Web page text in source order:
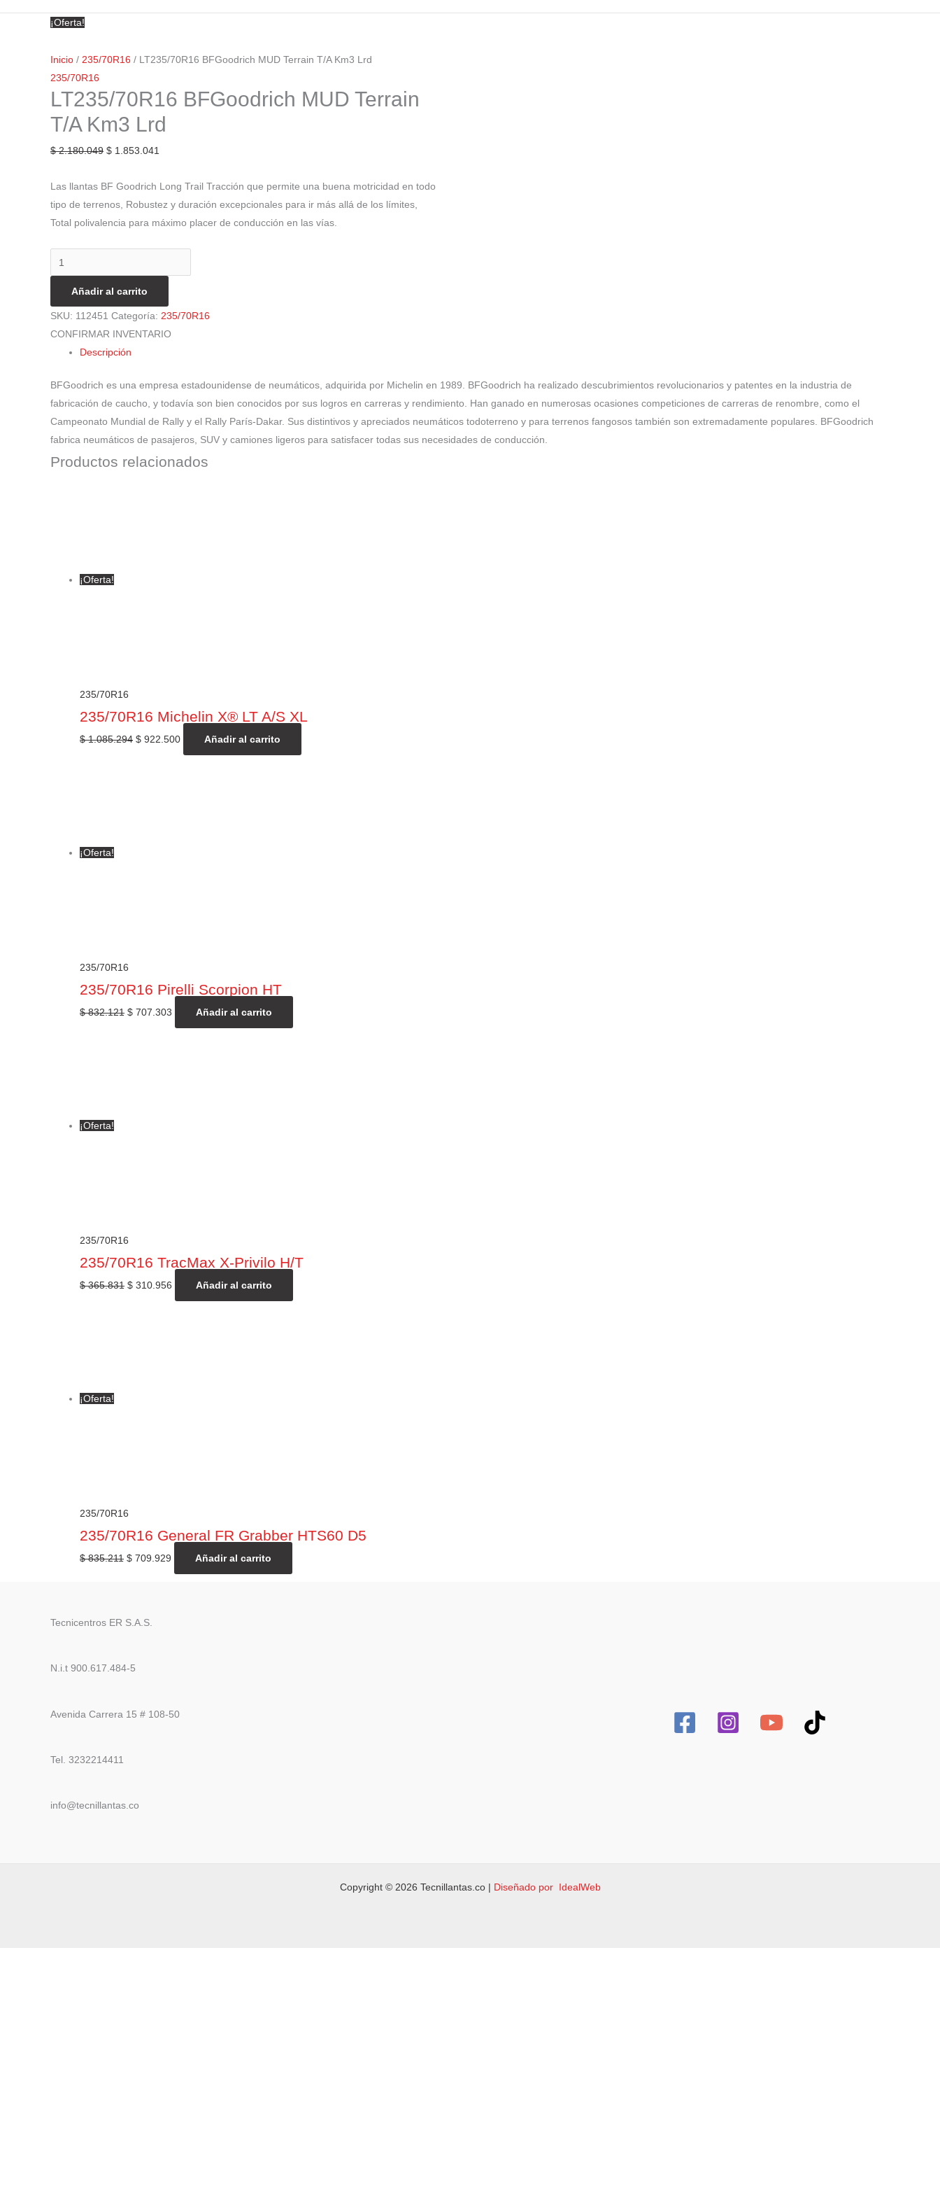
¡Oferta!
Inicio / 235/70R16 / LT235/70R16 BFGoodrich MUD Terrain T/A Km3 Lrd
235/70R16
LT235/70R16 BFGoodrich MUD Terrain
T/A Km3 Lrd
$2.180.049 $ 1.853.041
Las llantas BF Goodrich Long Trail Tracción que permite una buena motricidad en todo
tipo de terrenos, Robustez y duración excepcionales para ir más allá de los límites,
Total polivalencia para máximo placer de conducción en las vías.
Añadir al carrito
SKU: 112451 Categoría: 235/70R16
CONFIRMAR INVENTARIO
Descripción
BFGoodrich es una empresa estadounidense de neumáticos, adquirida por Michelin en 1989. BFGoodrich ha realizado descubrimientos revolucionarios y patentes en la industria de
fabricación de caucho, y todavía son bien conocidos por sus logros en carreras y rendimiento. Han ganado en numerosas ocasiones competiciones de carreras de renombre, como el
Campeonato Mundial de Rally y el Rally París-Dakar. Sus distintivos y apreciados neumáticos todoterreno y para terrenos fangosos también son extremadamente populares. BFGoodrich
fabrica neumáticos de pasajeros, SUV y camiones ligeros para satisfacer todas sus necesidades de conducción.
Productos relacionados
¡Oferta!
235/70R16
235/70R16 Michelin X® LT A/S XL
$1.085.294 $ 922.500 Añadir al carrito
¡Oferta!
235/70R16
235/70R16 Pirelli Scorpion HT
$832.121 $ 707.303 Añadir al carrito
¡Oferta!
235/70R16
235/70R16 TracMax X-Privilo H/T
$365.831 $ 310.956 Añadir al carrito
¡Oferta!
235/70R16
235/70R16 General FR Grabber HTS60 D5
$835.211 $ 709.929 Añadir al carrito
Tecnicentros ER S.A.S.
N.i.t 900.617.484-5
Avenida Carrera 15 # 108-50
Tel. 3232214411
info@tecnillantas.co
Copyright © 2026 Tecnillantas.co | Diseñado por IdealWeb